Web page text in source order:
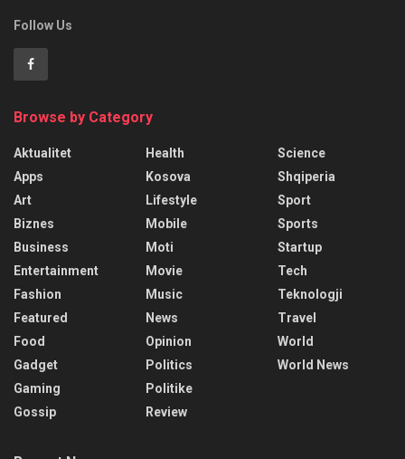
Follow Us
Browse by Category
Aktualitet
Apps
Art
Biznes
Business
Entertainment
Fashion
Featured
Food
Gadget
Gaming
Gossip
Health
Kosova
Lifestyle
Mobile
Moti
Movie
Music
News
Opinion
Politics
Politike
Review
Science
Shqiperia
Sport
Sports
Startup
Tech
Teknologji
Travel
World
World News